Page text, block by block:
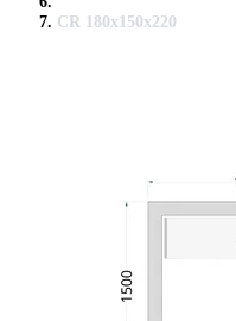
CR 180x150x220